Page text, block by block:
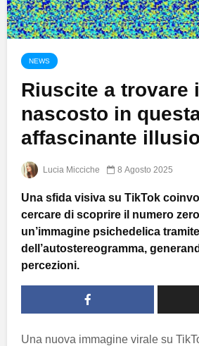
NEWS
Riuscite a trovare
nascosto in
affascinante
Lucia Micciche 8 Agosto 2025
Una sfida visiva su TikTok
cercare di scoprire il numero
un’immagine psichedelica
dell’autostereogramma,
percezioni.
Una nuova immagine virale su